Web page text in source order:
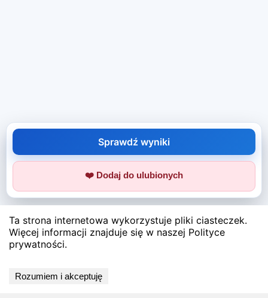
Sprawdź wyniki
❤️ Dodaj do ulubionych
Ta strona internetowa wykorzystuje pliki ciasteczek.
Więcej informacji znajduje się w naszej Polityce
prywatności.
Rozumiem i akceptuję